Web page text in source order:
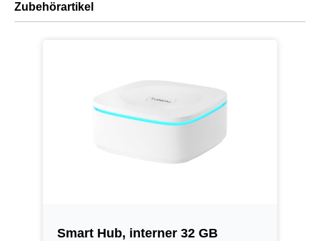
Zubehörartikel
Smart Hub, interner 32 GB